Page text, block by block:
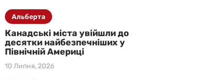
Канадські міста увійшли до
десятки найбезпечніших у
Північній Америці
10 Липня, 2026
Альберта